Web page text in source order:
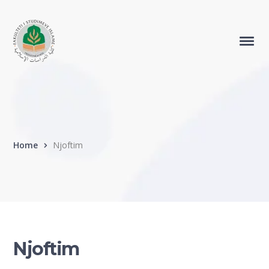
Home Njoftim
Njoftim